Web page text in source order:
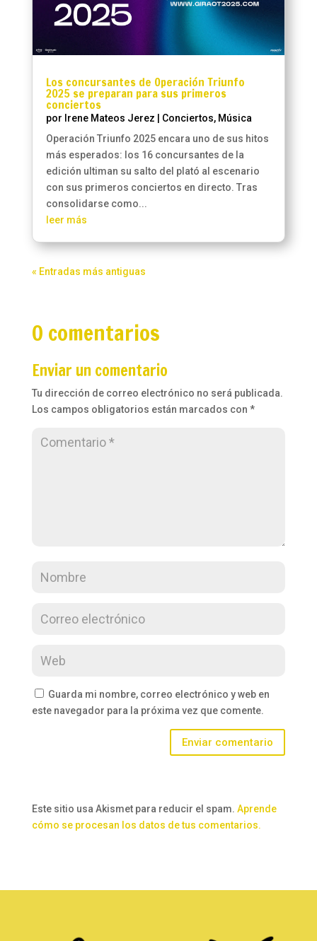
Los concursantes de Operación Triunfo
2025 se preparan para sus primeros
conciertos
por Irene Mateos Jerez Conciertos, Música
Operación Triunfo 2025 encara uno de sus hitos
más esperados: los 16 concursantes de la
edición ultiman su salto del plató al escenario
con sus primeros conciertos en directo. Tras
consolidarse como...
leer más
« Entradas más antiguas
0 comentarios
Enviar un comentario
Tu dirección de correo electrónico no será publicada.
Los campos obligatorios están marcados con *
Guarda mi nombre, correo electrónico y web en
este navegador para la próxima vez que comente.
Enviar comentario
Este sitio usa Akismet para reducir el spam. Aprende
cómo se procesan los datos de tus comentarios.